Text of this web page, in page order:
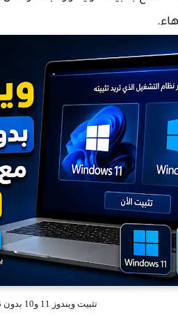
تثبيت ويندوز 11 و10 بدون USB